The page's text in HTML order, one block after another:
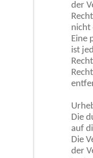
der
nicht
Eine
ist
Die
auf
Die
der